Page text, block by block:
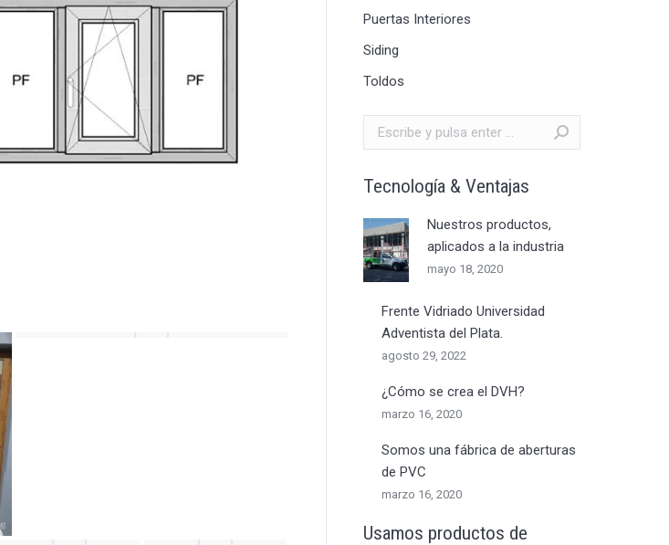
Puertas Interiores
Siding
Toldos
Buscar:
Tecnología & Ventajas
Nuestros productos,
aplicados a la industria
mayo 18, 2020
Frente Vidriado Universidad
Adventista del Plata.
agosto 29, 2022
¿Cómo se crea el DVH?
marzo 16, 2020
Somos una fábrica de aberturas
de PVC
marzo 16, 2020
Usamos productos de